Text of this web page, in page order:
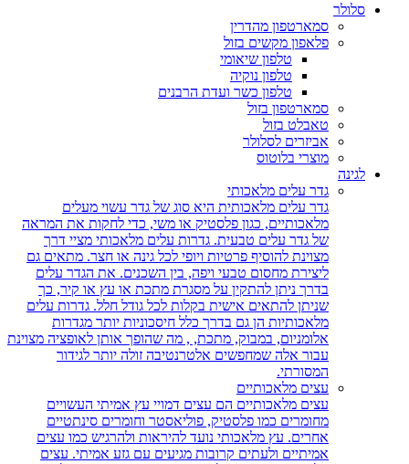
סלולר
סמארטפון מהדרין
פלאפון מקשים בזול
טלפון שיאומי
טלפון נוקיה
טלפון כשר ועדת הרבנים
סמארטפון בזול
טאבלט בזול
אביזרים לסלולר
מוצרי בלוטוס
לגינה
גדר עלים מלאכותי
גדר עלים מלאכותית היא סוג של גדר עשוי מעלים
מלאכותיים, כגון פלסטיק או משי, כדי לחקות את המראה
של גדר עלים טבעית. גדרות עלים מלאכותי מציי דרך
מצוינת להוסיף פרטיות ויופי לכל גינה או חצר. מתאים גם
ליצירת מחסום טבעי ויפה, בין השכנים. את הגדר עלים
בדרך ניתן להתקין על מסגרת מתכת או עץ או קיר, כך
שניתן להתאים אישית בקלות לכל גודל חלל. גדרות עלים
מלאכותיות הן גם בדרך כלל חיסכוניות יותר מגדרות
אלומניום, במבוק, מתכת, , מה שהופך אותן לאופציה מצוינת
עבור אלה שמחפשים אלטרנטיבה זולה יותר לגידור
המסורתי.
עצים מלאכותיים
עצים מלאכותיים הם עצים דמויי עץ אמיתי העשויים
מחומרים כמו פלסטיק, פוליאסטר וחומרים סינתטיים
אחרים. עץ מלאכותי נועד להיראות ולהרגיש כמו עצים
אמיתיים ולעתים קרובות מגיעים עם גזע אמיתי. עצים